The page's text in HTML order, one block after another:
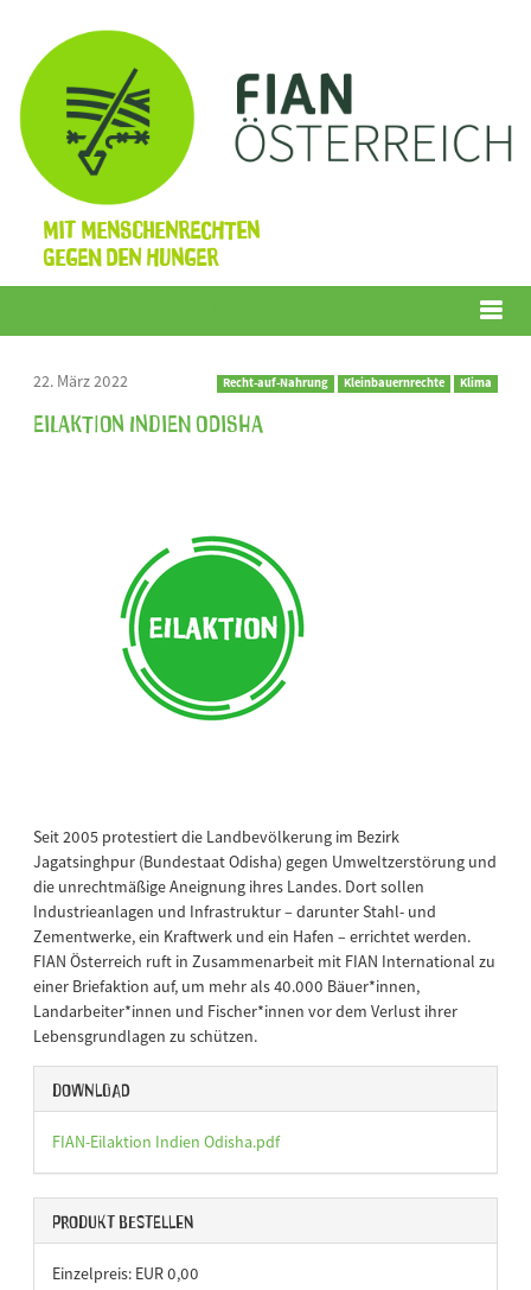
Mit Menschenrechten
gegen den Hunger
22. März 2022 Recht-auf-Nahrung Kleinbauernrechte Klima
Eilaktion Indien Odisha
Seit 2005 protestiert die Landbevölkerung im Bezirk
Jagatsinghpur (Bundestaat Odisha) gegen Umweltzerstörung und
die unrechtmäßige Aneignung ihres Landes. Dort sollen
Industrieanlagen und Infrastruktur – darunter Stahl- und
Zementwerke, ein Kraftwerk und ein Hafen – errichtet werden.
FIAN Österreich ruft in Zusammenarbeit mit FIAN International zu
einer Briefaktion auf, um mehr als 40.000 Bäuer*innen,
Landarbeiter*innen und Fischer*innen vor dem Verlust ihrer
Lebensgrundlagen zu schützen.
Download
FIAN-Eilaktion Indien Odisha.pdf
Produkt bestellen
Einzelpreis: EUR 0,00